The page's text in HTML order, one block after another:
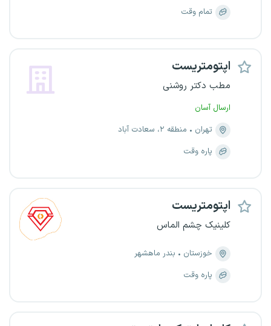
تمام وقت
اپتومتریست
مطب دکتر روشنی
ارسال آسان
تهران
منطقه ۲، سعادت آباد
پاره وقت
اپتومتریست
کلینیک چشم الماس
خوزستان
بندر ماهشهر
پاره وقت